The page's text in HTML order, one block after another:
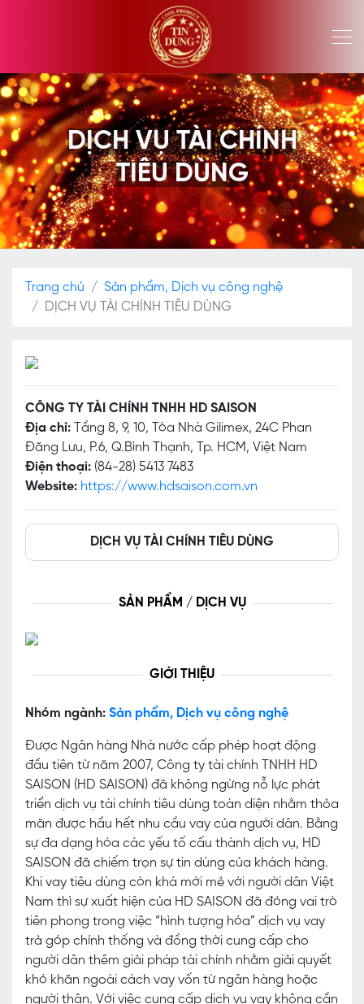
DỊCH VỤ TÀI CHÍNH
TIÊU DÙNG
Trang chủ
Sản phẩm, Dịch vụ công nghệ
DỊCH VỤ TÀI CHÍNH TIÊU DÙNG
CÔNG TY TÀI CHÍNH TNHH HD SAISON
Địa chỉ: Tầng 8, 9, 10, Tòa Nhà Gilimex, 24C Phan
Đăng Lưu, P.6, Q.Bình Thạnh, Tp. HCM, Việt Nam
Điện thoại: (84-28) 5413 7483
Website: https://www.hdsaison.com.vn
DỊCH VỤ TÀI CHÍNH TIÊU DÙNG
SẢN PHẨM / DỊCH VỤ
GIỚI THIỆU
Nhóm ngành: Sản phẩm, Dịch vụ công nghệ
Được Ngân hàng Nhà nước cấp phép hoạt động
đầu tiên từ năm 2007, Công ty tài chính TNHH HD
SAISON (HD SAISON) đã không ngừng nỗ lực phát
triển dịch vụ tài chính tiêu dùng toàn diện nhằm thỏa
mãn được hầu hết nhu cầu vay của người dân. Bằng
sự đa dạng hóa các yếu tố cấu thành dịch vụ, HD
SAISON đã chiếm trọn sự tin dùng của khách hàng.
Khi vay tiêu dùng còn khá mới mẻ với người dân Việt
Nam thì sự xuất hiện của HD SAISON đã đóng vai trò
tiên phong trong việc “hình tượng hóa” dịch vụ vay
trả góp chính thống và đồng thời cung cấp cho
người dân thêm giải pháp tài chính nhằm giải quyết
khó khăn ngoài cách vay vốn từ ngân hàng hoặc
người thân. Với việc cung cấp dịch vụ vay không cần